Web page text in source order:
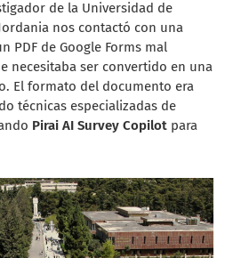
de la Universidad de
nos contactó con una
PDF de Google Forms mal
necesitaba ser convertido en una
El formato del documento era
técnicas especializadas de
Pirai AI Survey Copilot para